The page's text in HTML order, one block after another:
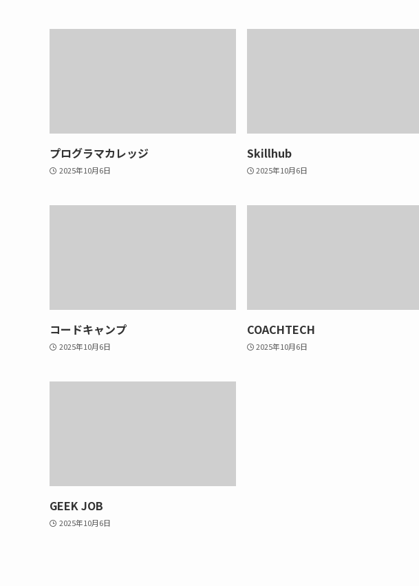
プログラマカレッジ
2025年10月6日
Skillhub
2025年10月6日
コードキャンプ
2025年10月6日
COACHTECH
2025年10月6日
GEEK JOB
2025年10月6日